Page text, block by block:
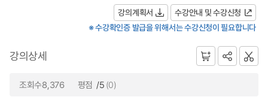
강의계획서
수강안내 및 수강신청
※ 수강확인증 발급을 위해서는 수강신청이 필요합니다
강의상세
조회수8,376 평점 /5 (0)